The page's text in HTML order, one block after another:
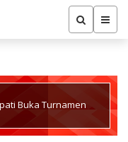
Buka Turnamen